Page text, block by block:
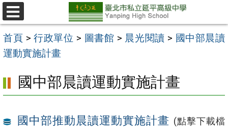
跳
至
主
要
區
選
單
首頁 >行政單位 > 圖書館 > 晨光閱讀 > 國中部晨讀
運動實施計畫
國中部晨讀運動實施計畫
國中部推動晨讀運動實施計畫 (點擊下載檔